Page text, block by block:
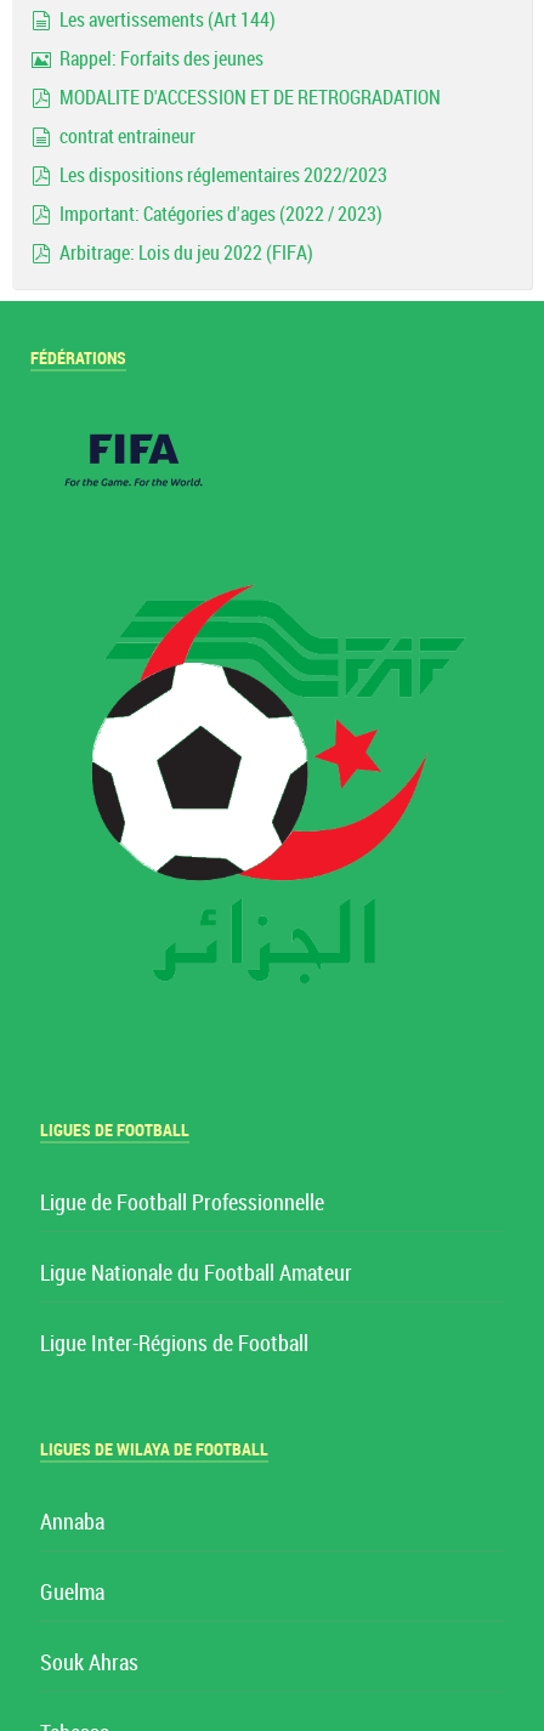
Les avertissements (Art 144)
Rappel: Forfaits des jeunes
MODALITE D'ACCESSION ET DE RETROGRADATION
contrat entraineur
Les dispositions réglementaires 2022/2023
Important: Catégories d'ages (2022 / 2023)
Arbitrage: Lois du jeu 2022 (FIFA)
FÉDÉRATIONS
LIGUES DE FOOTBALL
Ligue de Football Professionnelle
Ligue Nationale du Football Amateur
Ligue Inter-Régions de Football
LIGUES DE WILAYA DE FOOTBALL
Annaba
Guelma
Souk Ahras